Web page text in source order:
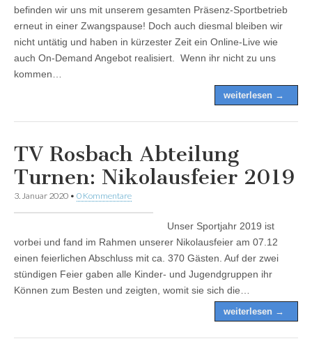
befinden wir uns mit unserem gesamten Präsenz-Sportbetrieb
erneut in einer Zwangspause! Doch auch diesmal bleiben wir
nicht untätig und haben in kürzester Zeit ein Online-Live wie
auch On-Demand Angebot realisiert. Wenn ihr nicht zu uns
kommen…
weiterlesen →
TV Rosbach Abteilung
Turnen: Nikolausfeier 2019
3. Januar 2020 • 0 Kommentare
Unser Sportjahr 2019 ist
vorbei und fand im Rahmen unserer Nikolausfeier am 07.12
einen feierlichen Abschluss mit ca. 370 Gästen. Auf der zwei
stündigen Feier gaben alle Kinder- und Jugendgruppen ihr
Können zum Besten und zeigten, womit sie sich die…
weiterlesen →